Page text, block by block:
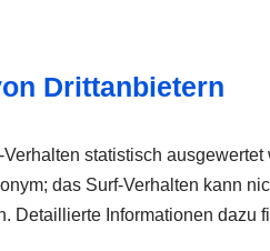
Drittanbietern
statistisch
das Surf-Verhalten kann
Detaillierte Informationen